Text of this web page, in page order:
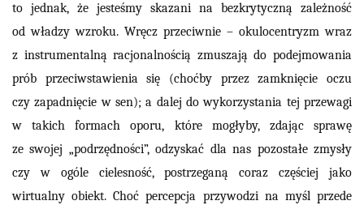
to jednak, że jesteśmy skazani na bezkrytyczną zależność
od władzy wzroku. Wręcz przeciwnie – okulocentryzm wraz
z instrumentalną racjonalnością zmuszają do podejmowania
prób przeciwstawienia się (choćby przez zamknięcie oczu
czy zapadnięcie w sen); a dalej do wykorzystania tej przewagi
w takich formach oporu, które mogłyby, zdając sprawę
ze swojej „podrzędności”, odzyskać dla nas pozostałe zmysły
czy w ogóle cielesność, postrzeganą coraz częściej jako
wirtualny obiekt. Choć percepcja przywodzi na myśl przede